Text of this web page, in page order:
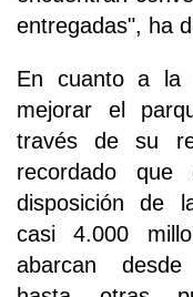
entregadas", ha
En cuanto a la
mejorar el
través de su
recordado
disposición de
casi 4.000
abarcan desde